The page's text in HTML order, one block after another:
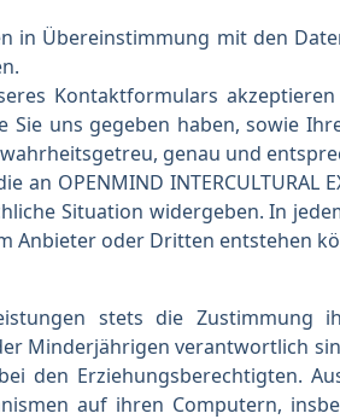
in Übereinstimmung mit den
Kontaktformulars
uns gegeben haben, sowie
genau und
OPENMIND INTERCULTURAL
Situation widergeben. In
Anbieter oder Dritten entstehen
stets die Zustimmung
Minderjährigen verantwortlich
den Erziehungsberechtigten.
auf ihren Computern,